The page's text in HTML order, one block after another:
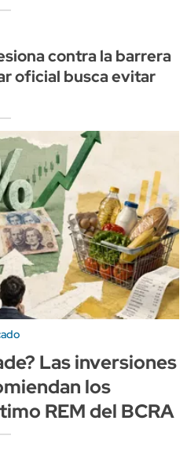
contra la barrera
oficial busca evitar
Las inversiones
los
REM del BCRA